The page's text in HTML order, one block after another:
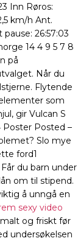
Inn Røros:
km/h Ant.
26:57:03
14 4 9 5 7 8
på
Når du
Flytende
som
gir Vulcan S
Poster Posted –
Slo mye
ford1
du barn under
om til stipend.
å unngå en
sexy video
og friskt før
undersøkelsen